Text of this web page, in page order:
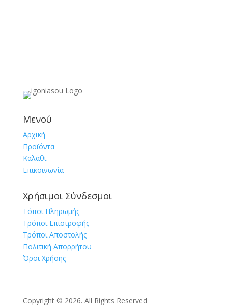
Μενού
Αρχική
Προϊόντα
Καλάθι
Επικοινωνία
Χρήσιμοι Σύνδεσμοι
Τόποι Πληρωμής
Τρόποι Επιστροφής
Τρόποι Αποστολής
Πολιτική Απορρήτου
Όροι Χρήσης
Copyright © 2026. All Rights Reserved